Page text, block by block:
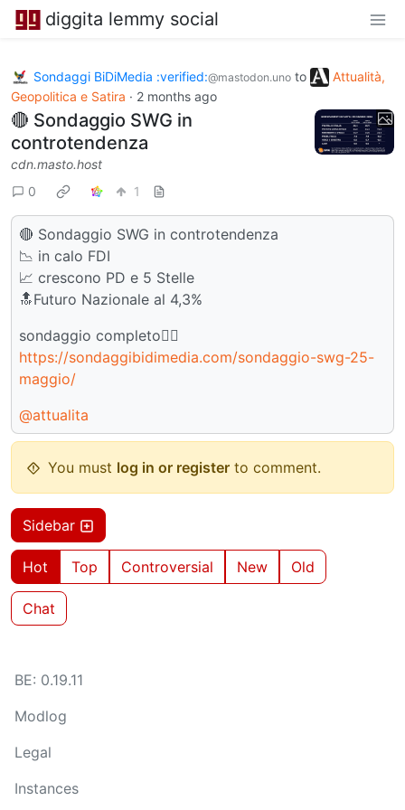
diggita lemmy social
Sondaggi BiDiMedia :verified:@mastodon.uno to
Attualità,
Geopolitica e Satira · 2 months ago
🔴 Sondaggio SWG in
controtendenza
cdn.masto.host
0
1
🔴 Sondaggio SWG in controtendenza
📉 in calo FDI
📈 crescono PD e 5 Stelle
🔝Futuro Nazionale al 4,3%
sondaggio completo👇🏻
https://sondaggibidimedia.com/sondaggio-swg-25-
maggio/
@attualita
You must log in or register to comment.
Sidebar
Hot Top Controversial New Old
Chat
BE: 0.19.11
Modlog
Legal
Instances